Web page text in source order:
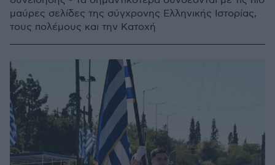
μαύρες σελίδες της σύγχρονης Ελληνικής Ιστορίας,
τους πολέμους και την Κατοχή